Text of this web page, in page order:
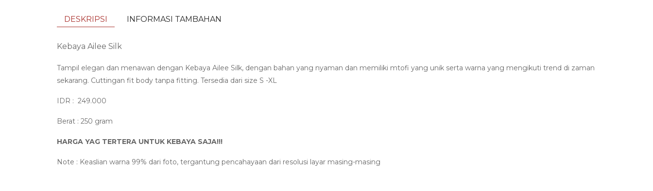
DESKRIPSI INFORMASI TAMBAHAN
Kebaya Ailee Silk
Tampil elegan dan menawan dengan Kebaya Ailee Silk, dengan bahan yang nyaman dan memiliki mtofi yang unik serta warna yang mengikuti trend di zaman
sekarang. Cuttingan fit body tanpa fitting. Tersedia dari size S -XL
IDR : 249.000
Berat : 250 gram
HARGA YAG TERTERA UNTUK KEBAYA SAJA!!!
Note : Keaslian warna 99% dari foto, tergantung pencahayaan dari resolusi layar masing-masing